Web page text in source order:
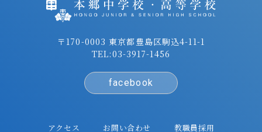
〒170-0003 東京都豊島区駒込4-11-1
TEL:03-3917-1456
facebook
アクセス お問い合わせ 教職員採用